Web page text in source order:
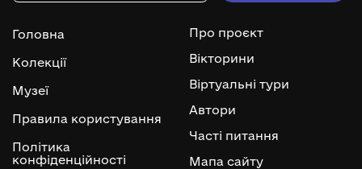
Головна
Колекції
Музеї
Правила користування
Політика
конфіденційності
Про проєкт
Вікторини
Віртуальні тури
Автори
Часті питання
Мапа сайту